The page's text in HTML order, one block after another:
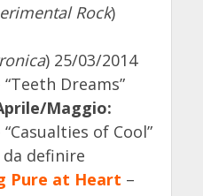
Rock)
) 25/03/2014
Dreams”
Maggio:
“Casualties of Cool”
da definire
Pure at Heart –